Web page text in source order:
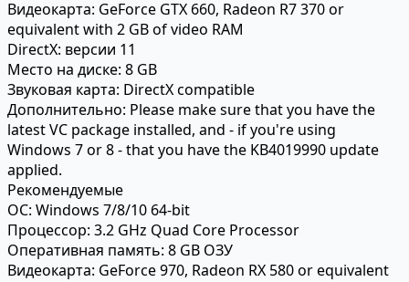
Видеокарта: GeForce GTX 660, Radeon R7 370 or
equivalent with 2 GB of video RAM
DirectX: версии 11
Место на диске: 8 GB
Звуковая карта: DirectX compatible
Дополнительно: Please make sure that you have the
latest VC package installed, and - if you're using
Windows 7 or 8 - that you have the KB4019990 update
applied.
Рекомендуемые
ОС: Windows 7/8/10 64-bit
Процессор: 3.2 GHz Quad Core Processor
Оперативная память: 8 GB ОЗУ
Видеокарта: GeForce 970, Radeon RX 580 or equivalent